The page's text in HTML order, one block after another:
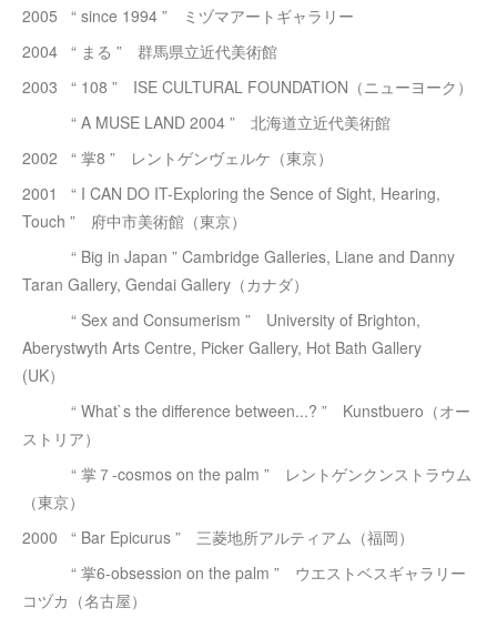
2005 “ since 1994 ” ミヅマアートギャラリー
2004 “ まる ” 群馬県立近代美術館
2003 “ 108 ” ISE CULTURAL FOUNDATION（ニューヨーク）
“ A MUSE LAND 2004 ” 北海道立近代美術館
2002 “ 掌8 ” レントゲンヴェルケ（東京）
2001 “ I CAN DO IT-Exploring the Sence of Sight, Hearing,
Touch ” 府中市美術館（東京）
“ Big in Japan ” Cambridge Galleries, Liane and Danny
Taran Gallery, Gendai Gallery（カナダ）
“ Sex and Consumerism ” University of Brighton,
Aberystwyth Arts Centre, Picker Gallery, Hot Bath Gallery
(UK）
“ What`s the difference between...? ” Kunstbuero（オー
ストリア）
“ 掌７-cosmos on the palm ” レントゲンクンストラウム
（東京）
2000 “ Bar Epicurus ” 三菱地所アルティアム（福岡）
“ 掌6-obsession on the palm ” ウエストベスギャラリー
コヅカ（名古屋）